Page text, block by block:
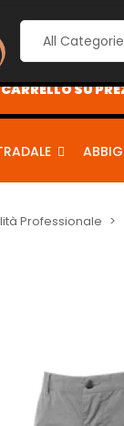
SU
Professionale